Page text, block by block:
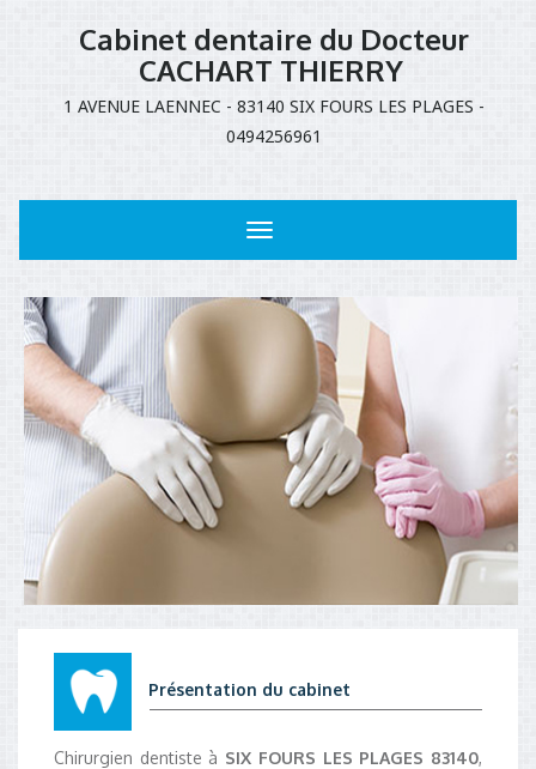
Cabinet dentaire du Docteur
CACHART THIERRY
1 AVENUE LAENNEC - 83140 SIX FOURS LES PLAGES -
0494256961
Toggle
navigation
Présentation du cabinet
Chirurgien dentiste à SIX FOURS LES PLAGES 83140,